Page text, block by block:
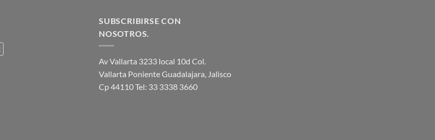
SUBSCRIBIRSE CON
NOSOTROS.
Av Vallarta 3233 local 10d Col.
Vallarta Poniente Guadalajara, Jalisco
Cp 44110 Tel: 33 3338 3660